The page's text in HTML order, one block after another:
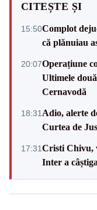
CITEȘTE ȘI
15:50Complot
că plănuiau
20:07Operațiune
Ultimele
Cernavodă
18:31 Adio, alerte
Curtea de
17:31Cristi Chivu,
Inter a